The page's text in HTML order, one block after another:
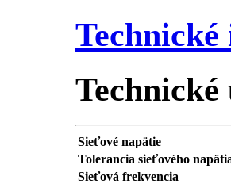
Technické
Sieťové napätie
Tolerancia sieťového
Sieťová frekvencia